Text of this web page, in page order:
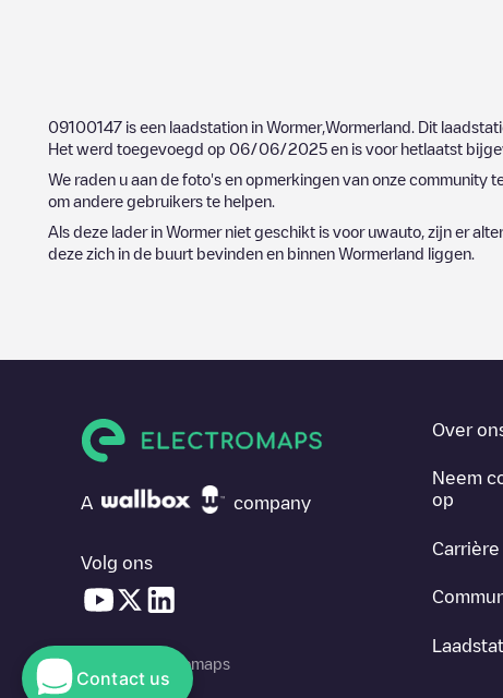
09100147 is een laadstation in Wormer,Wormerland . Dit
Het werd toegevoegd op 06/06/2025 en is voor hetlaatst
We raden u aan de foto's en opmerkingen van onze
om andere gebruikers te helpen.
Als deze lader in Wormerniet geschikt is voor uwauto, zijn er
deze zich in de buurt bevinden en binnen Wormerland liggen.
A company
Volg ons
© 2026 Electromaps
Over
Neem
op
Carrière
Contact us